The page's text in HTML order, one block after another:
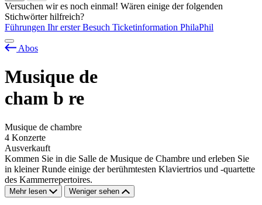
Versuchen wir es noch einmal! Wären einige der folgenden
Stichwörter hilfreich?
Führungen Ihr erster Besuch Ticketinformation PhilaPhil
Abos
Musique de
cham b re
Musique de chambre
4 Konzerte
Ausverkauft
Kommen Sie in die Salle de Musique de Chambre und erleben Sie
in kleiner Runde einige der berühmtesten Klaviertrios und -quartette
des Kammerrepertoires.
Mehr lesen Weniger sehen